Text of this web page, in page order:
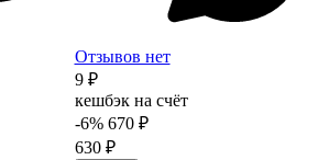
Отзывов нет
9 ₽
кешбэк на счёт
-6% 670 ₽
630 ₽